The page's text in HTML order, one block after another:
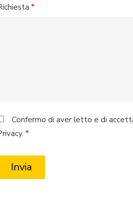
Confermo di aver letto e di